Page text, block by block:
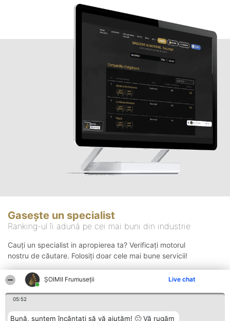
ȘOIMII Frumuseții Live chat
05:52
Bună, suntem încântați să vă ajutăm! 🙂 Vă rugăm
Gasește un specialist
Ranking-ul îi adună pe cei mai buni din industrie
Cauți un specialist in apropierea ta? Verificați motorul
nostru de căutare. Folosiți doar cele mai bune servicii!